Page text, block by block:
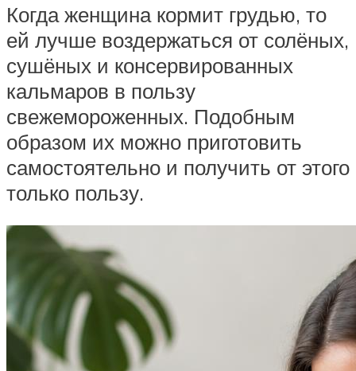
Когда женщина кормит грудью, то
ей лучше воздержаться от солёных,
сушёных и консервированных
кальмаров в пользу
свежемороженных. Подобным
образом их можно приготовить
самостоятельно и получить от этого
только пользу.